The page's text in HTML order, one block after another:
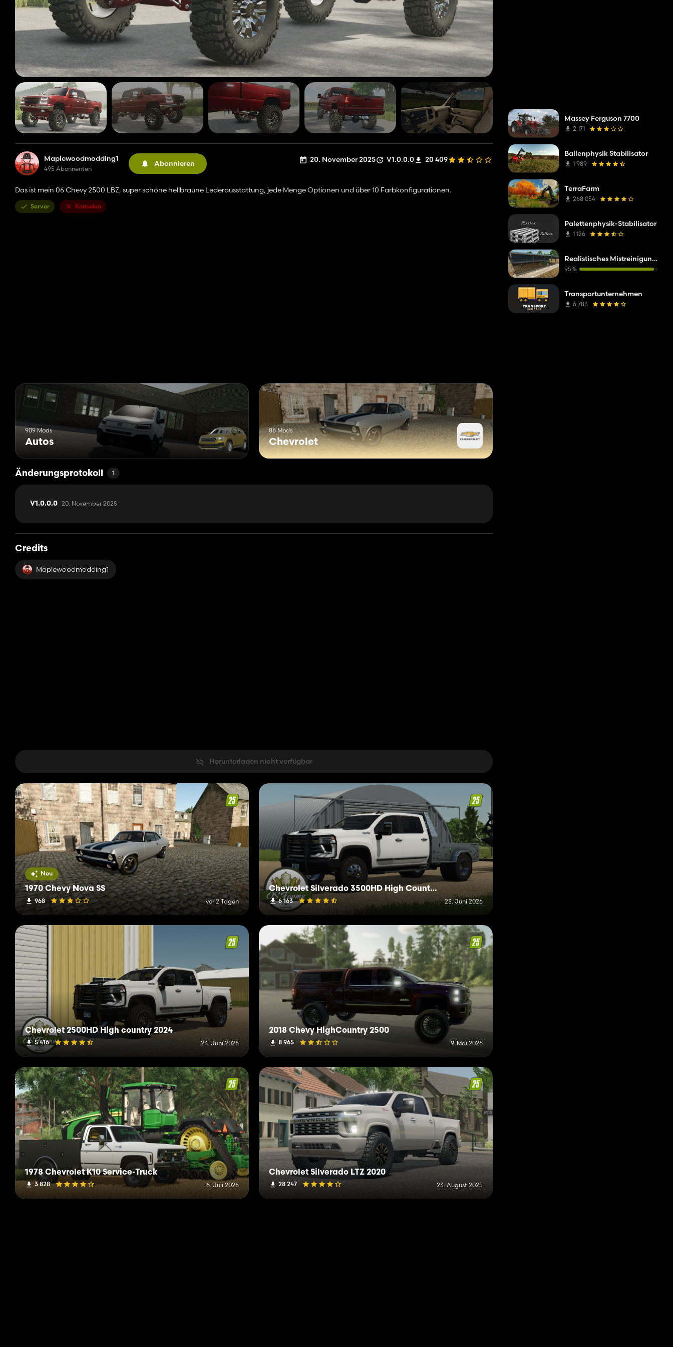
Maplewoodmodding1
495 Abonnenten
Abonnieren 20. November 2025 V1.0.0.0 20 409
Das ist mein 06 Chevy 2500 LBZ, super schöne hellbraune Lederausstattung, jede Menge Optionen und über 10 Farbkonfigurationen.
Server Konsolen
909 Mods
Autos
86 Mods
Chevrolet
Änderungsprotokoll 1
V1.0.0.0 20. November 2025
Credits
Maplewoodmodding1
Herunterladen nicht verfügbar
Neu
1970 Chevy Nova SS
968 vor 2 Tagen
Chevrolet Silverado 3500HD High Country
6 163 23. Juni 2026
Chevrolet 2500HD High country 2024
5 416 23. Juni 2026
2018 Chevy HighCountry 2500
8 965 9. Mai 2026
1978 Chevrolet K10 Service-Truck
3 828 6. Juli 2026
Chevrolet Silverado LTZ 2020
28 247 23. August 2025
Massey Ferguson 7700
2 171
Ballenphysik Stabilisator
1 989
TerraFarm
268 054
Palettenphysik-Stabilisator
1 126
Realistisches Mistreinigungssystem
95%
Transportunternehmen
6 783